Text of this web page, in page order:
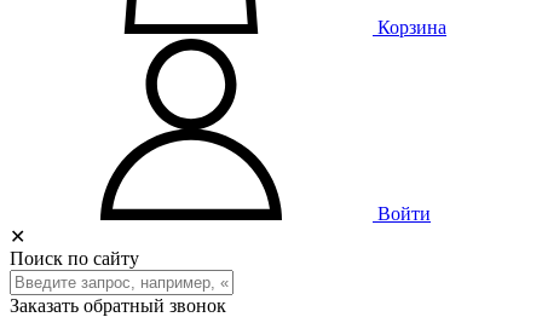
Корзина
Войти
✕
Поиск по сайту
Заказать обратный звонок